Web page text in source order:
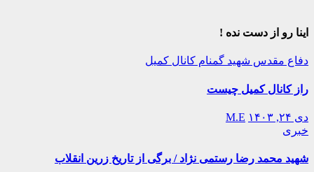
اینا رو از دست نده !
دفاع مقدس شهید گمنام کانال کمیل
راز کانال کمیل چیست
دی ۲۴, ۱۴۰۳
M.E
خبری
شهید محمد رضا رستمی نژاد / برگی از تاریخ زرین انقلاب